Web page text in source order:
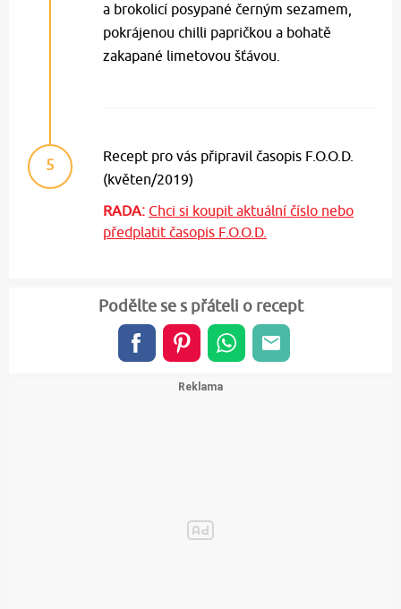
a brokolicí posypané černým sezamem,
pokrájenou chilli papričkou a bohatě
zakapané limetovou šťávou.
5
Recept pro vás připravil časopis F.O.O.D.
(květen/2019)
RADA: Chci si koupit aktuální číslo nebo
předplatit časopis F.O.O.D.
Podělte se s přáteli o recept